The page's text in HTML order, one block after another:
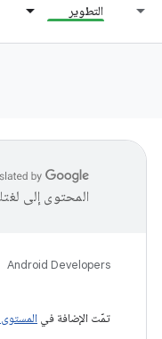
التطوير
المحتوى إلى
Android Developers
تمّت الإضافة في المستوى 34 من واجهة برمجة التطبيقات